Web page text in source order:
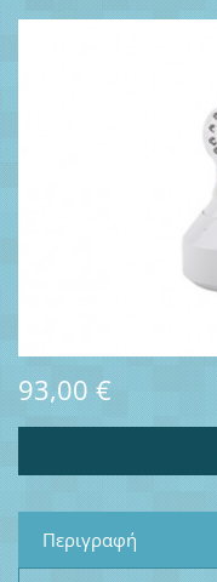
93,00 €
Περιγραφή